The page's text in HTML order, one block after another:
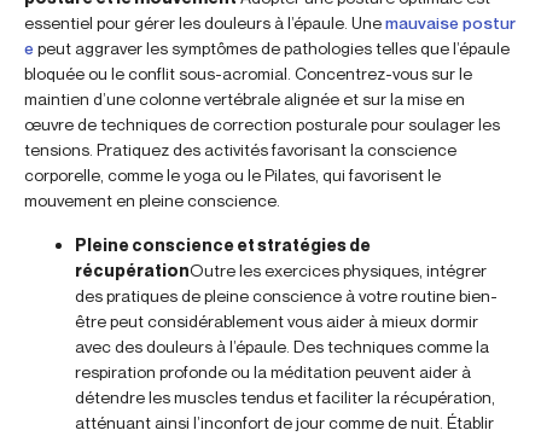
essentiel pour gérer les douleurs à l’épaule. Unemauvaise postur
e peut aggraver les symptômes de pathologies telles que l’épaule
bloquée ou le conflit sous-acromial. Concentrez-vous sur le
maintien d’une colonne vertébrale alignée et sur la mise en
œuvre de techniques de correction posturale pour soulager les
tensions. Pratiquez des activités favorisant la conscience
corporelle, comme le yoga ou le Pilates, qui favorisent le
mouvement en pleine conscience.
Pleine conscience et stratégies de
récupérationOutre les exercices physiques, intégrer
des pratiques de pleine conscience à votre routine bien-
être peut considérablement vous aider à mieux dormir
avec des douleurs à l’épaule. Des techniques comme la
respiration profonde ou la méditation peuvent aider à
détendre les muscles tendus et faciliter la récupération,
atténuant ainsi l’inconfort de jour comme de nuit. Établir